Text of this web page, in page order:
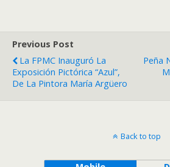
Previous Post
La FPMC Inauguró La
Exposición Pictórica “Azul”,
De La Pintora María Argüero
Peña
Back to top